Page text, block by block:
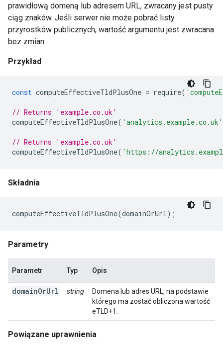
prawidłową domeną lub adresem URL, zwracany jest pusty
ciąg znaków. Jeśli serwer nie może pobrać listy
przyrostków publicznych, wartość argumentu jest zwracana
bez zmian.
Przykład
const computeEffectiveTldPlusOne = require(
// Returns 'example.co.uk'
computeEffectiveTldPlusOne( 'analytics.example.co.uk'
// Returns 'example.co.uk'
computeEffectiveTldPlusOne( 'https://
Składnia
computeEffectiveTldPlusOne(domainOrUrl);
Parametry
Parametr Typ Opis
domainOrUrl string
Domena lub adres URL, na podstawie
którego ma zostać obliczona wartość
eTLD+1.
Powiązane uprawnienia